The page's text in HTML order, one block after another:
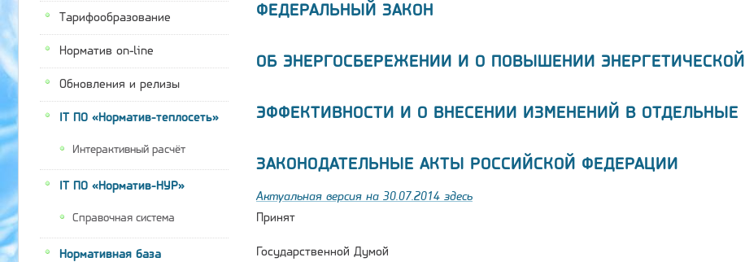
Тарифообразование
Норматив on-line
Обновления и релизы
IT ПО «Норматив-теплосеть»
Интерактивный расчёт
IT ПО «Норматив-НУР»
Справочная система
Нормативная база
ФЕДЕРАЛЬНЫЙ ЗАКОН
ОБ ЭНЕРГОСБЕРЕЖЕНИИ И О ПОВЫШЕНИИ ЭНЕРГЕТИЧЕСКОЙ
ЭФФЕКТИВНОСТИ И О ВНЕСЕНИИ ИЗМЕНЕНИЙ В ОТДЕЛЬНЫЕ
ЗАКОНОДАТЕЛЬНЫЕ АКТЫ РОССИЙСКОЙ ФЕДЕРАЦИИ
Актуальная версия на 30.07.2014 здесь
Принят
Государственной Думой